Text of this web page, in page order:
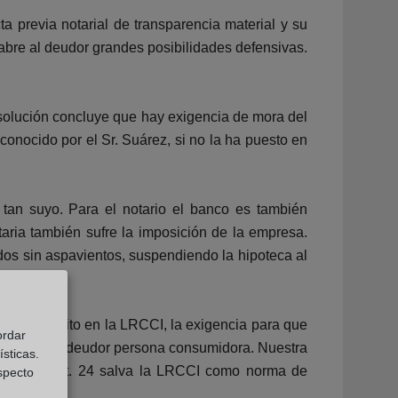
previa notarial de transparencia material y su
al deudor grandes posibilidades defensivas.
concluye que hay exigencia de mora del
por el Sr. Suárez, si no la ha puesto en
suyo. Para el notario el banco es también
también sufre la imposición de la empresa.
sin aspavientos, suspendiendo la hipoteca al
escrito en la LRCCI, la exigencia para que
del deudor persona consumidora. Nuestra
del art. 24 salva la LRCCI como norma de